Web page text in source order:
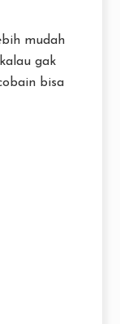
mudah
gak
bisa